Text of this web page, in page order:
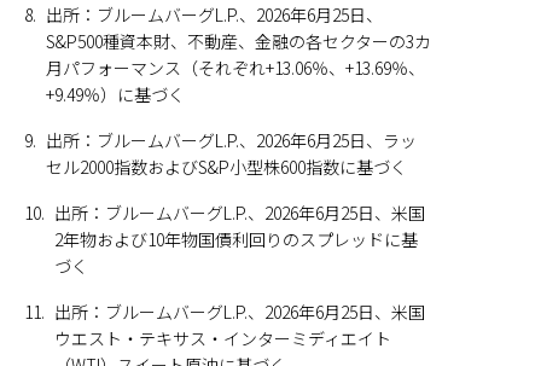
8. 出所：ブルームバーグL.P.、2026年6月25日、
S&P500種資本財、不動産、金融の各セクターの3カ
月パフォーマンス（それぞれ+13.06％、+13.69％、
+9.49％）に基づく
9. 出所：ブルームバーグL.P.、2026年6月25日、ラッ
セル2000指数およびS&P小型株600指数に基づく
10. 出所：ブルームバーグL.P.、2026年6月25日、米国
2年物および10年物国債利回りのスプレッドに基
づく
11. 出所：ブルームバーグL.P.、2026年6月25日、米国
ウエスト・テキサス・インターミディエイト